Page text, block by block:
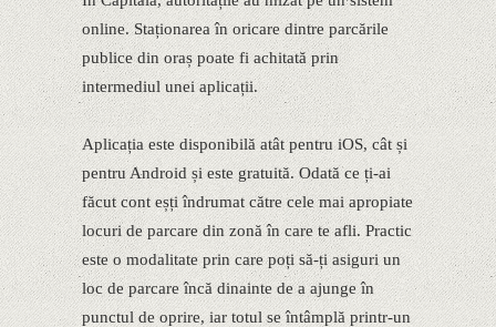
online. Staționarea în oricare dintre parcările
publice din oraș poate fi achitată prin
intermediul unei aplicații.
Aplicația este disponibilă atât pentru iOS, cât și
pentru Android și este gratuită. Odată ce ți-ai
făcut cont eșți îndrumat către cele mai apropiate
locuri de parcare din zonă în care te afli. Practic
este o modalitate prin care poți să-ți asiguri un
loc de parcare încă dinainte de a ajunge în
punctul de oprire, iar totul se întâmplă printr-un